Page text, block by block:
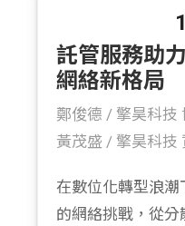
託管服務助
網絡新格局
鄭俊德 / 擎昊科技
黃茂盛 / 擎昊科技
在數位化轉型浪
的網絡挑戰，從